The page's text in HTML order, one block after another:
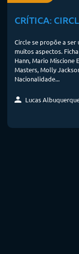
CRÍTICA:
Circle se propõe a ser
muitos aspectos.
Hann, Mario Miscione
Masters, Molly
Nacionalidade...
Lucas